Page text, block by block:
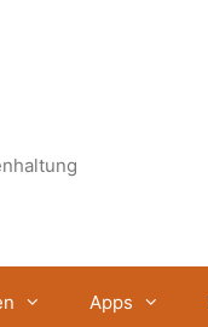
Apps